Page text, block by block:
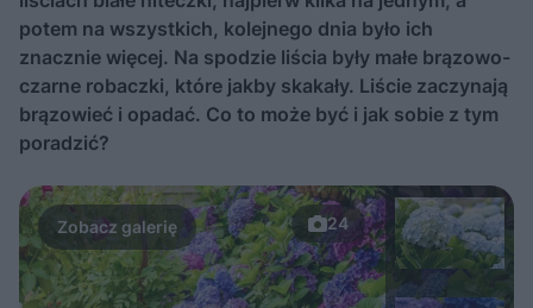
potem na wszystkich, kolejnego dnia było ich
znacznie więcej. Na spodzie liścia były małe brązowo-
czarne robaczki, które jakby skakały. Liście zaczynają
brązowieć i opadać. Co to może być i jak sobie z tym
poradzić?
24